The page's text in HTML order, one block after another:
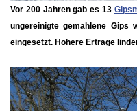
Vor 200 Jahren gab es 13
ungereinigte gemahlene Gips
eingesetzt. Höhere Erträge